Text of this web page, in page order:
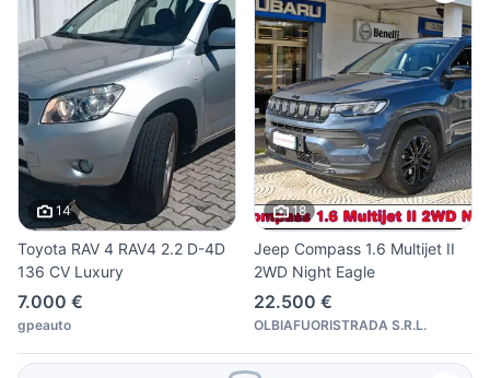
14
Toyota RAV 4 RAV4 2.2 D-4D
136 CV Luxury
7.000 €
gpeauto
18
Jeep Compass 1.6 Multijet II
2WD Night Eagle
22.500 €
OLBIAFUORISTRADA S.R.L.